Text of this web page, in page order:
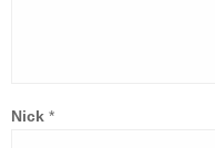
Nick *